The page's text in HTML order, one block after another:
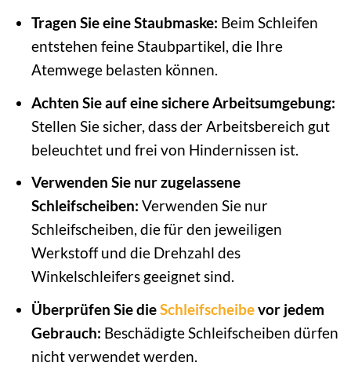
Tragen Sie eine Staubmaske: Beim Schleifen
entstehen feine Staubpartikel, die Ihre
Atemwege belasten können.
Achten Sie auf eine sichere Arbeitsumgebung:
Stellen Sie sicher, dass der Arbeitsbereich gut
beleuchtet und frei von Hindernissen ist.
Verwenden Sie nur zugelassene
Schleifscheiben: Verwenden Sie nur
Schleifscheiben, die für den jeweiligen
Werkstoff und die Drehzahl des
Winkelschleifers geeignet sind.
Überprüfen Sie dieSchleifscheibevor jedem
Gebrauch: Beschädigte Schleifscheiben dürfen
nicht verwendet werden.